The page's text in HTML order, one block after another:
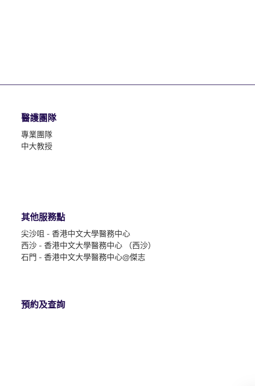
醫護團隊
專業團隊
中大教授
其他服務點
尖沙咀 - 香港中文大學醫務中心
西沙 - 香港中文大學醫務中心 （西沙）
石門 - 香港中文大學醫務中心@傑志
預約及查詢